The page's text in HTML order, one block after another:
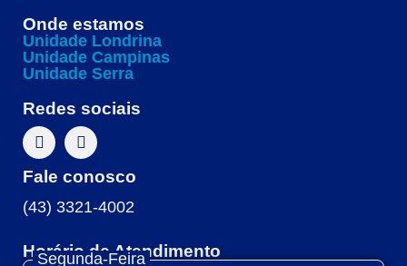
Onde estamos
Unidade Londrina
Unidade Campinas
Unidade Serra
Redes sociais
Fale conosco
(43) 3321-4002
Horário de Atendimento
Segunda-Feira